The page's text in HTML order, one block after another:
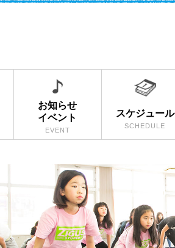
お知らせ
イベント
EVENT
スケジュール
SCHEDULE